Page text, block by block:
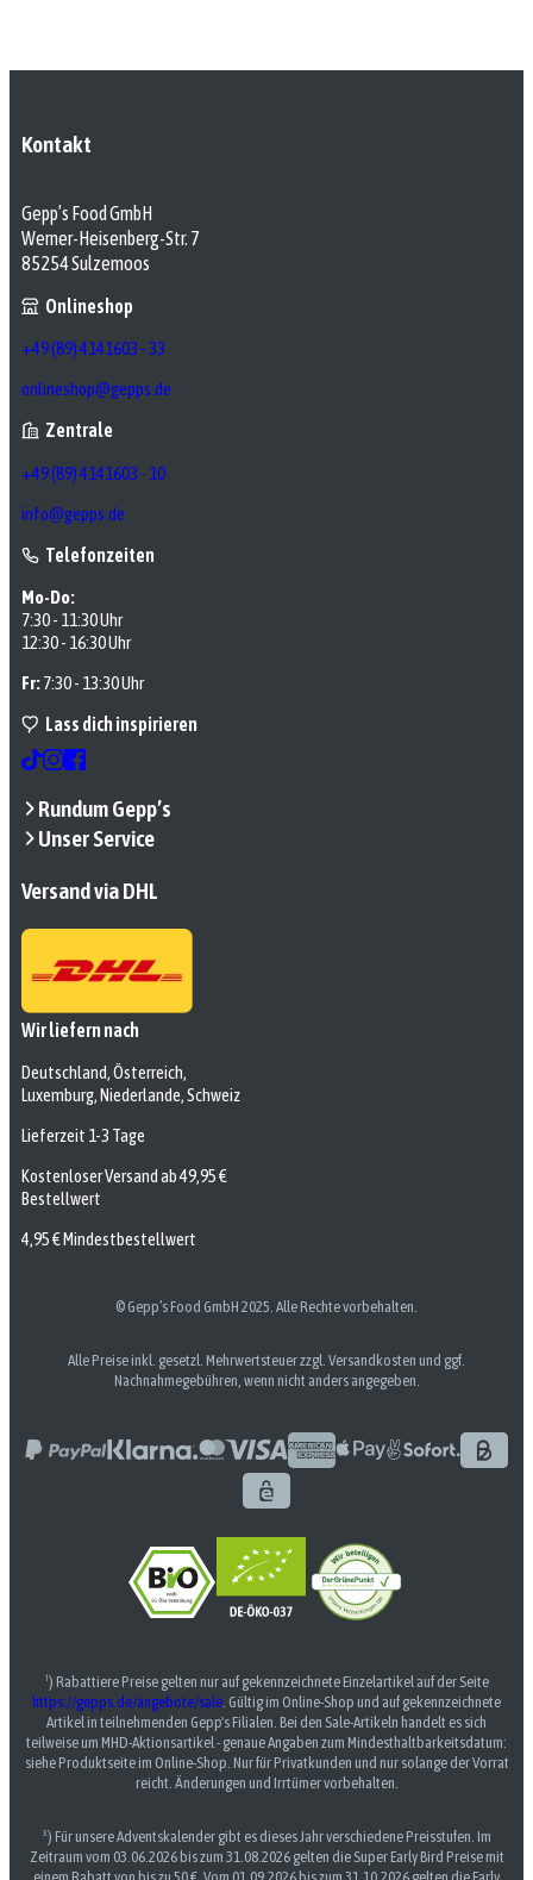
Kontakt
Gepp’s Food GmbH
Werner-Heisenberg-Str. 7
85254 Sulzemoos
Onlineshop
+49 (89) 4141603 - 33
onlineshop@gepps.de
Zentrale
+49 (89) 4141603 - 10
info@gepps.de
Telefonzeiten
Mo-Do:
7:30 - 11:30 Uhr
12:30 - 16:30 Uhr
Fr:7:30 - 13:30 Uhr
Lass dich inspirieren
Rundum Gepp’s
Unser Service
Versand via DHL
Wir liefern nach
Deutschland, Österreich,
Luxemburg, Niederlande, Schweiz
Lieferzeit 1-3 Tage
Kostenloser Versand ab 49,95 €
Bestellwert
4,95 € Mindestbestellwert
© Gepp’s Food GmbH 2025. Alle Rechte vorbehalten.
Alle Preise inkl. gesetzl. Mehrwertsteuer zzgl. Versandkosten und ggf.
Nachnahmegebühren, wenn nicht anders angegeben.
¹) Rabattiere Preise gelten nur auf gekennzeichnete Einzelartikel auf der Seite
https://gepps.de/angebote/sale. Gültig im Online-Shop und auf gekennzeichnete
Artikel in teilnehmenden Gepp's Filialen. Bei den Sale-Artikeln handelt es sich
teilweise um MHD-Aktionsartikel - genaue Angaben zum Mindesthaltbarkeitsdatum:
siehe Produktseite im Online-Shop. Nur für Privatkunden und nur solange der Vorrat
reicht. Änderungen und Irrtümer vorbehalten.
³) Für unsere Adventskalender gibt es dieses Jahr verschiedene Preisstufen. Im
Zeitraum vom 03.06.2026 bis zum 31.08.2026 gelten die Super Early Bird Preise mit